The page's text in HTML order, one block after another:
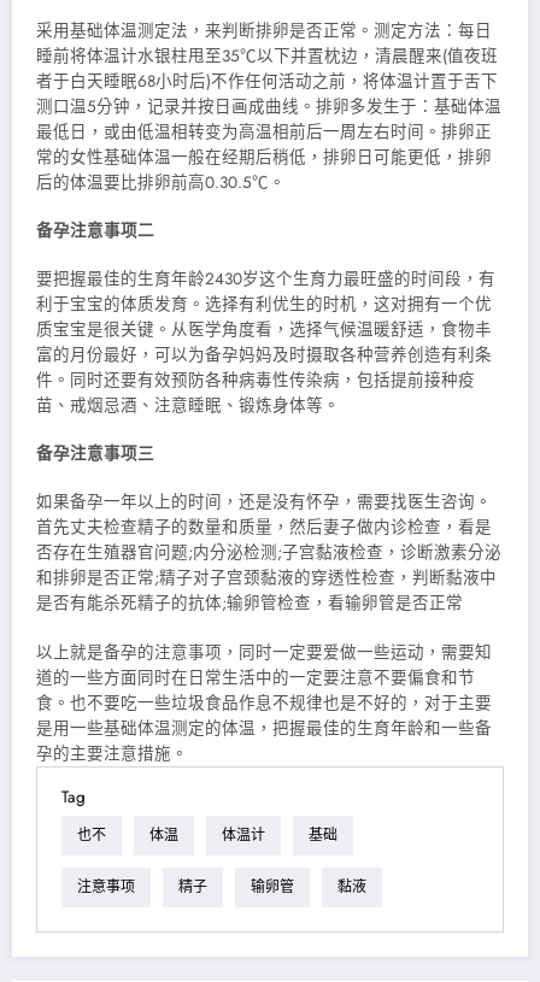
采用基础体温测定法，来判断排卵是否正常。测定方法：每日
睡前将体温计水银柱甩至35℃以下并置枕边，清晨醒来(值夜班
者于白天睡眠68小时后)不作任何活动之前，将体温计置于舌下
测口温5分钟，记录并按日画成曲线。排卵多发生于：基础体温
最低日，或由低温相转变为高温相前后一周左右时间。排卵正
常的女性基础体温一般在经期后稍低，排卵日可能更低，排卵
后的体温要比排卵前高0.30.5℃。
备孕注意事项二
要把握最佳的生育年龄2430岁这个生育力最旺盛的时间段，有
利于宝宝的体质发育。选择有利优生的时机，这对拥有一个优
质宝宝是很关键。从医学角度看，选择气候温暖舒适，食物丰
富的月份最好，可以为备孕妈妈及时摄取各种营养创造有利条
件。同时还要有效预防各种病毒性传染病，包括提前接种疫
苗、戒烟忌酒、注意睡眠、锻炼身体等。
备孕注意事项三
如果备孕一年以上的时间，还是没有怀孕，需要找医生咨询。
首先丈夫检查精子的数量和质量，然后妻子做内诊检查，看是
否存在生殖器官问题;内分泌检测;子宫黏液检查，诊断激素分泌
和排卵是否正常;精子对子宫颈黏液的穿透性检查，判断黏液中
是否有能杀死精子的抗体;输卵管检查，看输卵管是否正常
以上就是备孕的注意事项，同时一定要爱做一些运动，需要知
道的一些方面同时在日常生活中的一定要注意不要偏食和节
食。也不要吃一些垃圾食品作息不规律也是不好的，对于主要
是用一些基础体温测定的体温，把握最佳的生育年龄和一些备
孕的主要注意措施。
Tag
也不 体温 体温计 基础
注意事项 精子 输卵管 黏液